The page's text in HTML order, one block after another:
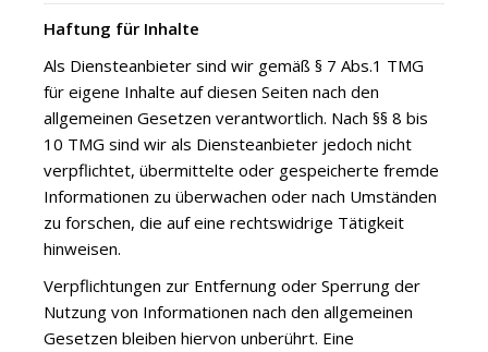
Haftung für Inhalte
Als Diensteanbieter sind wir gemäß § 7 Abs.1 TMG
für eigene Inhalte auf diesen Seiten nach den
allgemeinen Gesetzen verantwortlich. Nach §§ 8 bis
10 TMG sind wir als Diensteanbieter jedoch nicht
verpflichtet, übermittelte oder gespeicherte fremde
Informationen zu überwachen oder nach Umständen
zu forschen, die auf eine rechtswidrige Tätigkeit
hinweisen.
Verpflichtungen zur Entfernung oder Sperrung der
Nutzung von Informationen nach den allgemeinen
Gesetzen bleiben hiervon unberührt. Eine